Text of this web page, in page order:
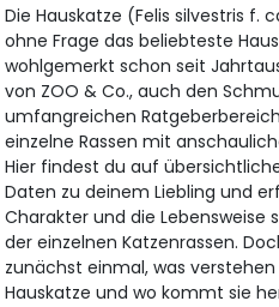
Die Hauskatze (Felis silvestris f.
ohne Frage das beliebteste
wohlgemerkt schon seit
von ZOO & Co., auch den
umfangreichen
einzelne Rassen mit
Hier findest du auf
Daten zu deinem Liebling und
Charakter und die Lebensweise
der einzelnen Katzenrassen.
zunächst einmal, was
Hauskatze und wo kommt sie